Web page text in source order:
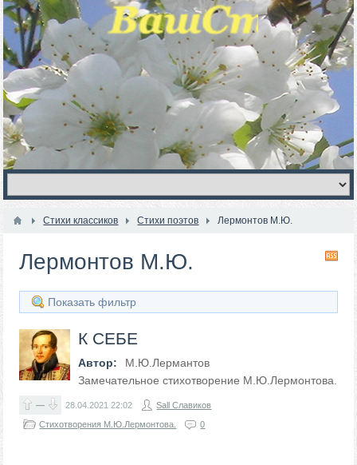
Стихи классиков Стихи поэтов Лермонтов М.Ю.
Лермонтов М.Ю.
Показать фильтр
К СЕБЕ
Автор:
М.Ю.Лермантов
Замечательное стихотворение М.Ю.Лермонтова.
— 28.04.202122:02
Sall Славиков
Стихотворения М.Ю.Лермонтова.
0